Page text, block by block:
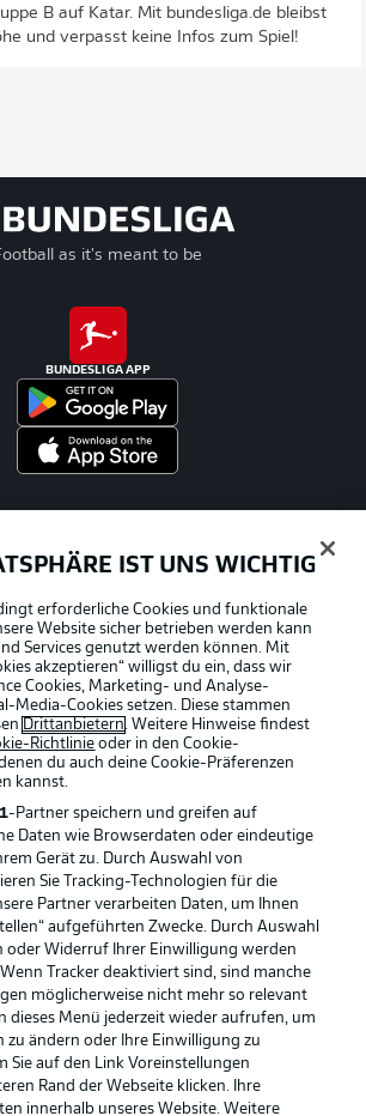
B auf Katar. Mit bundesliga.de bleibst
und verpasst keine Infos zum Spiel!
as it's meant to be
BUNDESLIGA APP
Voreinstellungen verwalten
Nutzungsbedingungen
Kontakt
Impressum
Spieler
IST UNS WICHTIG
erforderliche Cookies und funktionale
Website sicher betrieben werden kann
Services genutzt werden können. Mit
akzeptieren“ willigst du ein, dass wir
Cookies, Marketing- und Analyse-
Media-Cookies setzen. Diese stammen
Drittanbietern. Weitere Hinweise findest
Richtlinie oder in den Cookie-
du auch deine Cookie-Präferenzen
kannst.
-Partner speichern und greifen auf
Daten wie Browserdaten oder eindeutige
Gerät zu. Durch Auswahl von
Sie Tracking-Technologien für die
Partner verarbeiten Daten, um Ihnen
aufgeführten Zwecke. Durch Auswahl
oder Widerruf Ihrer Einwilligung werden
Tracker deaktiviert sind, sind manche
möglicherweise nicht mehr so relevant
dieses Menü jederzeit wieder aufrufen, um
zu ändern oder Ihre Einwilligung zu
Sie auf den Link Voreinstellungen
Rand der Webseite klicken. Ihre
innerhalb unseres Website. Weitere